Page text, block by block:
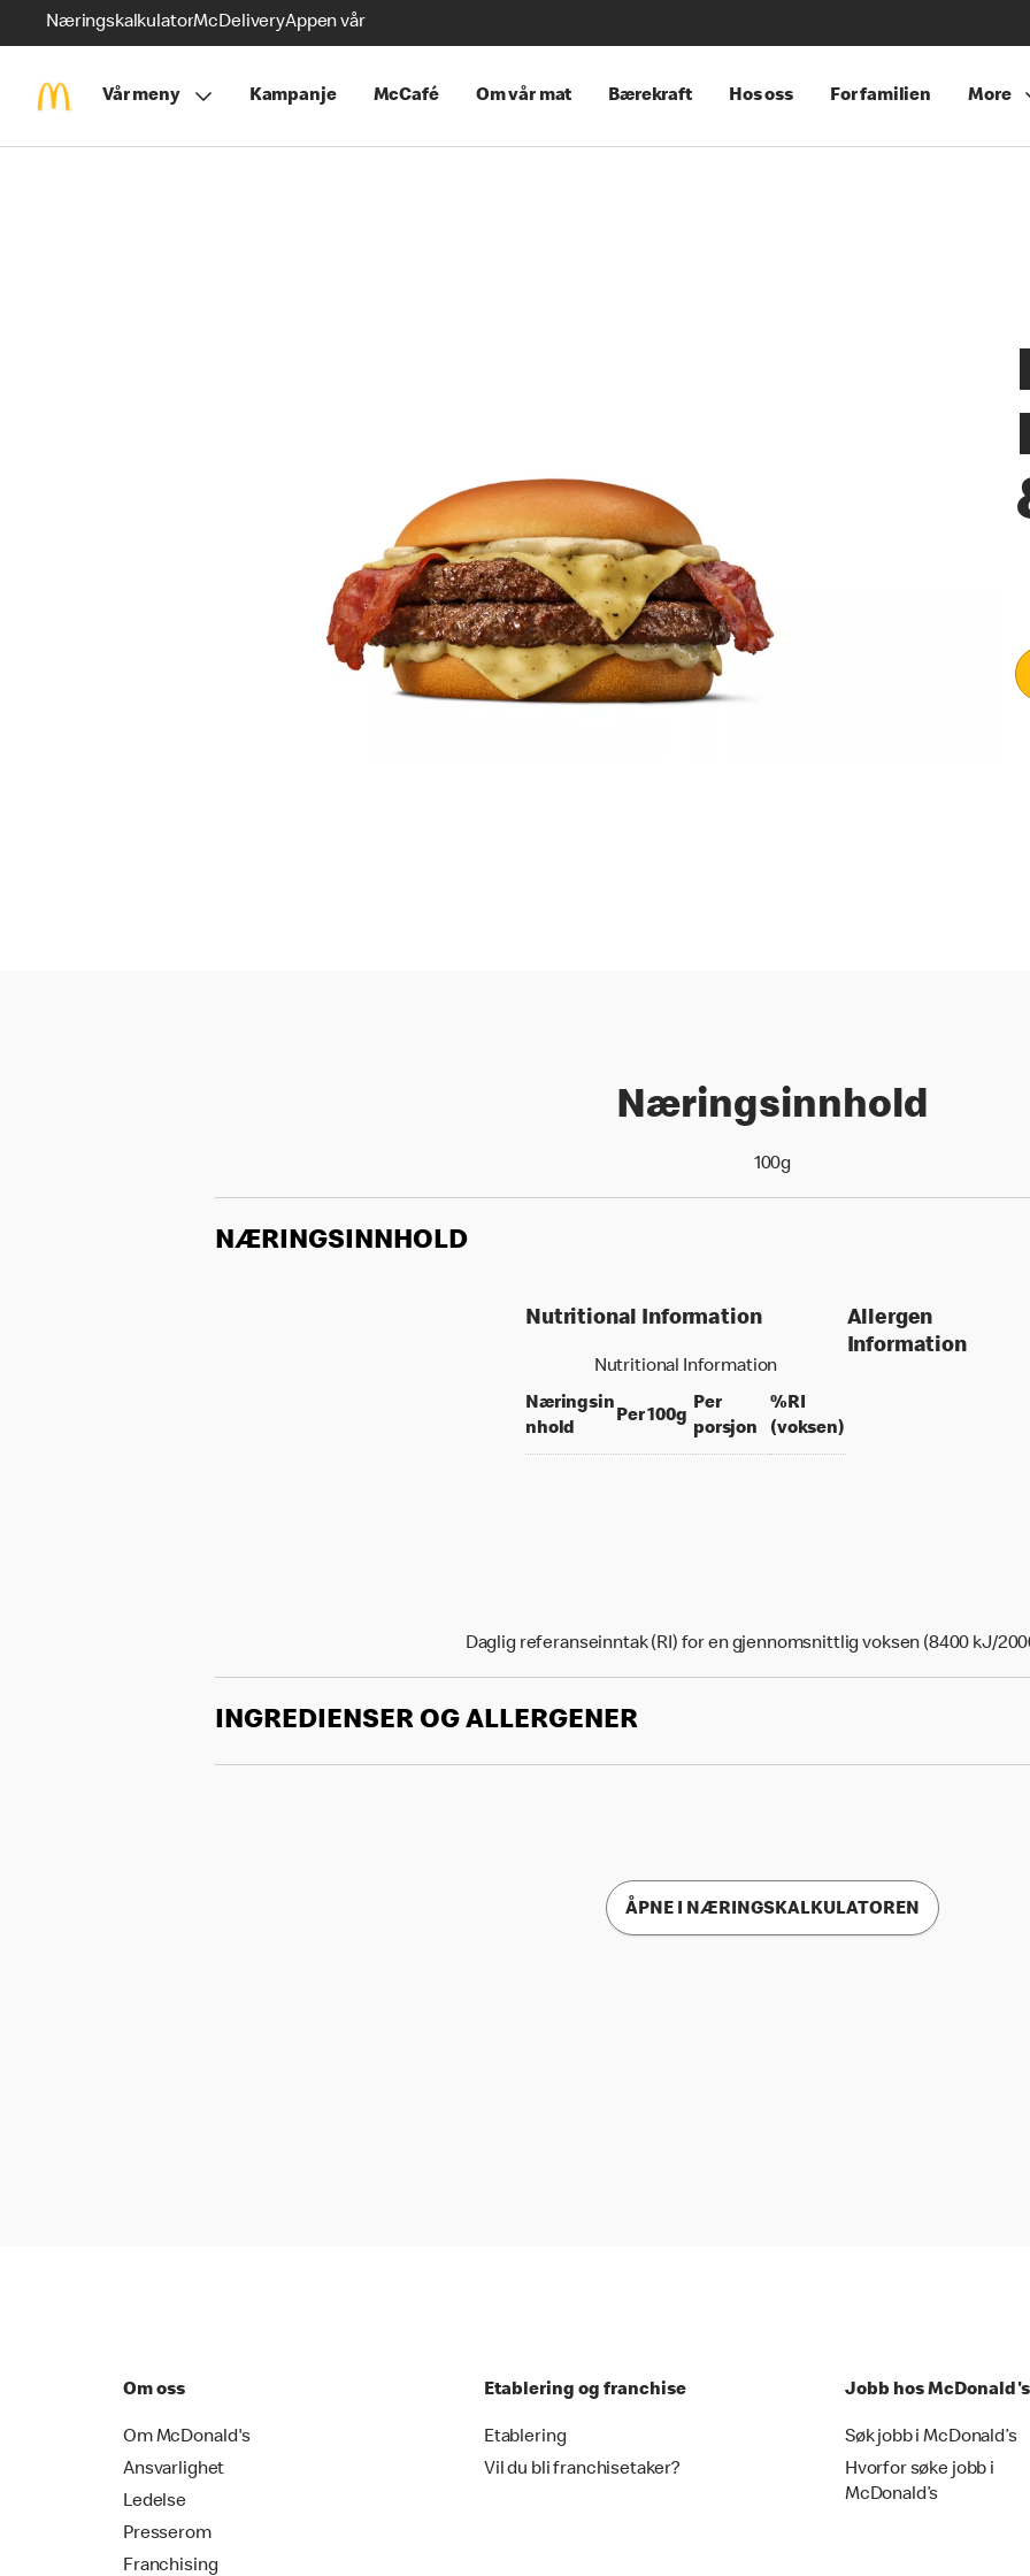
NæringskalkulatorMcDeliveryAppen vår
Vår meny Kampanje McCafé Om vår mat Bærekraft Hos oss For familien More
Næringsinnhold
100g
NÆRINGSINNHOLD
Nutritional Information
Nutritional Information
Næringsin
nhold
Per 100gper 100 grams
Per
porsjonper portion
%RI
(voksen)% daily value for an
Allergen
Information
Daglig referanseinntak (RI) for en gjennomsnittlig voksen (8400 kJ/
INGREDIENSER OG ALLERGENER
ÅPNE I NÆRINGSKALKULATOREN
Om oss
Om McDonald's
Ansvarlighet
Ledelse
Presserom
Franchising
Etablering og franchise
Etablering
Vil du bli franchisetaker?
Jobb hos McDonald's
Søk jobb i McDonald’s
Hvorfor søke jobb i
McDonald’s